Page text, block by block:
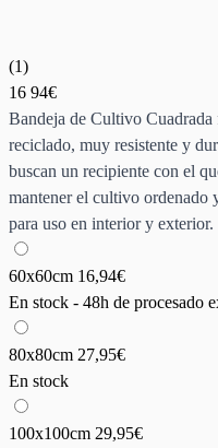
(1)
16 94€
Bandeja de Cultivo
reciclado, muy resistente y
buscan un recipiente con el
mantener el cultivo
para uso en interior y exterior.
60x60cm 16,94€
En stock - 48h de procesado
80x80cm 27,95€
En stock
100x100cm 29,95€